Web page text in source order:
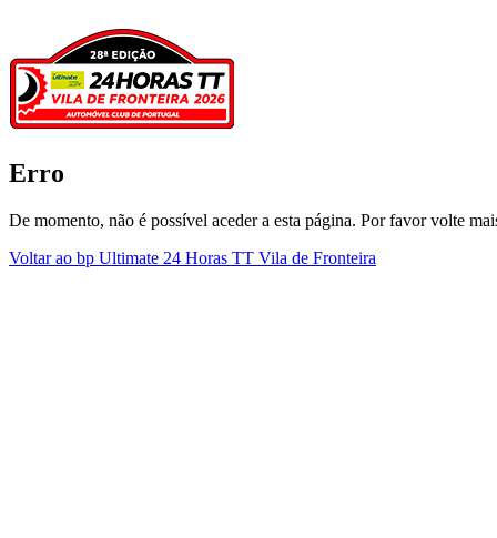
Erro
De momento, não é possível aceder a esta página. Por favor volte
Voltar ao bp Ultimate 24 Horas TT Vila de Fronteira